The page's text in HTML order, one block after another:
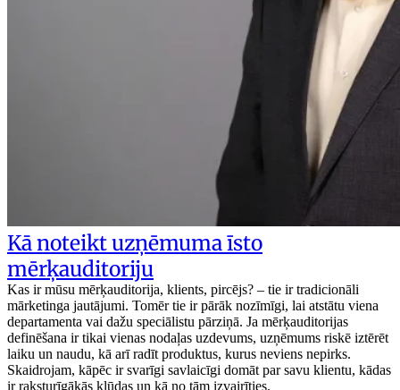
Kā noteikt uzņēmuma īsto
mērķauditoriju
Kas ir mūsu mērķauditorija, klients, pircējs? – tie ir tradicionāli
mārketinga jautājumi. Tomēr tie ir pārāk nozīmīgi, lai atstātu viena
departamenta vai dažu speciālistu pārziņā. Ja mērķauditorijas
definēšana ir tikai vienas nodaļas uzdevums, uzņēmums riskē iztērēt
laiku un naudu, kā arī radīt produktus, kurus neviens nepirks.
Skaidrojam, kāpēc ir svarīgi savlaicīgi domāt par savu klientu, kādas
ir raksturīgākās kļūdas un kā no tām izvairīties.